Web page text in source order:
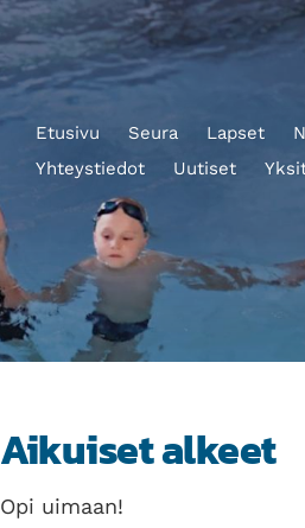
Etusivu Seura Lapset
Yhteystiedot
Uutiset
Aikuiset alkeet
Opi uimaan!